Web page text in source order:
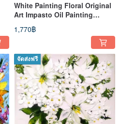
White Painting Floral Original
Art Impasto Oil Painting
Flower Small Art 4 by 4
1,770฿
จัดส่งฟรี